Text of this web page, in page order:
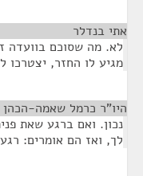
אתי בנדלר
לא. מה שסוכם בוועדה
מגיע לו החזר, יצטרכו
היו"ר כרמל שאמה-הכהן
נכון. ואם ברגע שאת
לך, ואז הם אומרים: